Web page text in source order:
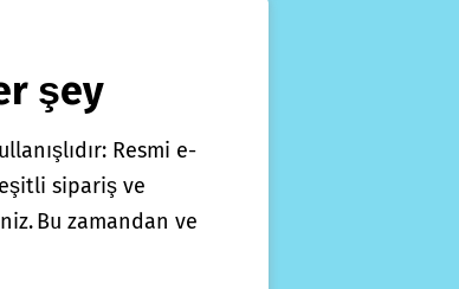
şey
Resmi e-
sipariş ve
Bu zamandan ve